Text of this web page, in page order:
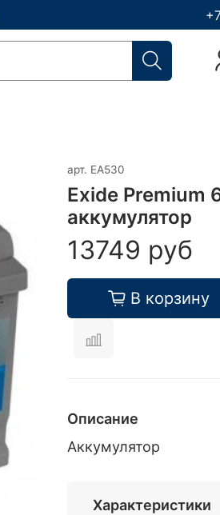
арт. EA530
Exide Premium
аккумулятор
13749 руб
В корзину
Описание
Аккумулятор
Характеристики